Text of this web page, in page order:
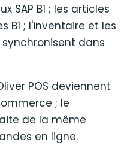
SAP B1 ; les articles
B1 ; l'inventaire et les
dans
POS deviennent
; le
de la même
en ligne.